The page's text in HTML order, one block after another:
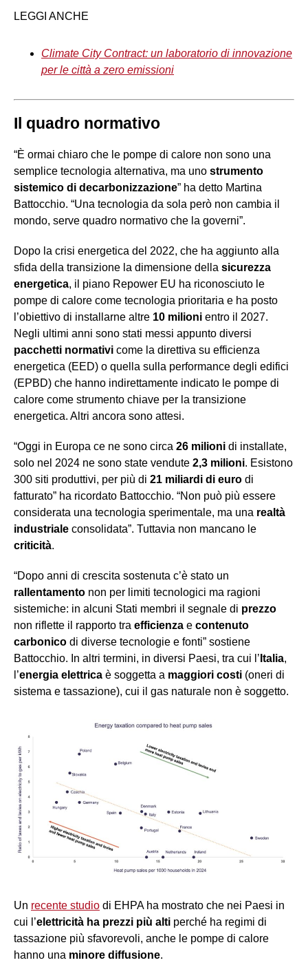
LEGGI ANCHE
Climate City Contract: un laboratorio di innovazione
per le città a zero emissioni
Il quadro normativo
“È ormai chiaro che le pompe di calore non sono una
semplice tecnologia alternativa, ma uno strumento
sistemico di decarbonizzazione” ha detto Martina
Battocchio. “Una tecnologia da sola però non cambia il
mondo, serve quadro normativo che la governi”.
Dopo la crisi energetica del 2022, che ha aggiunto alla
sfida della transizione la dimensione della sicurezza
energetica, il piano Repower EU ha riconosciuto le
pompe di calore come tecnologia prioritaria e ha posto
l’obiettivo di installarne altre 10 milioni entro il 2027.
Negli ultimi anni sono stati messi appunto diversi
pacchetti normativi come la direttiva su efficienza
energetica (EED) o quella sulla performance degli edifici
(EPBD) che hanno indirettamente indicato le pompe di
calore come strumento chiave per la transizione
energetica. Altri ancora sono attesi.
“Oggi in Europa ce ne sono circa 26 milioni di installate,
solo nel 2024 ne sono state vendute 2,3 milioni. Esistono
300 siti produttivi, per più di 21 miliardi di euro di
fatturato” ha ricordato Battocchio. “Non può più essere
considerata una tecnologia sperimentale, ma una realtà
industriale consolidata”. Tuttavia non mancano le
criticità.
“Dopo anni di crescita sostenuta c’è stato un
rallentamento non per limiti tecnologici ma ragioni
sistemiche: in alcuni Stati membri il segnale di prezzo
non riflette il rapporto tra efficienza e contenuto
carbonico di diverse tecnologie e fonti” sostiene
Battocchio. In altri termini, in diversi Paesi, tra cui l’ Italia,
l’energia elettrica è soggetta a maggiori costi (oneri di
sistema e tassazione), cui il gas naturale non è soggetto.
Un recente studio di EHPA ha mostrato che nei Paesi in
cui l’elettricità ha prezzi più alti perché ha regimi di
tassazione più sfavorevoli, anche le pompe di calore
hanno una minore diffusione.